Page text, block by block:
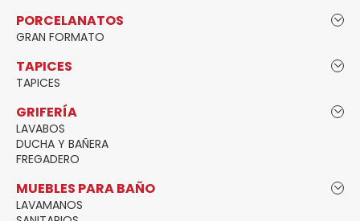
PORCELANATOS
GRAN FORMATO
TAPICES
TAPICES
GRIFERÍA
LAVABOS
DUCHA Y BAÑERA
FREGADERO
MUEBLES PARA BAÑO
LAVAMANOS